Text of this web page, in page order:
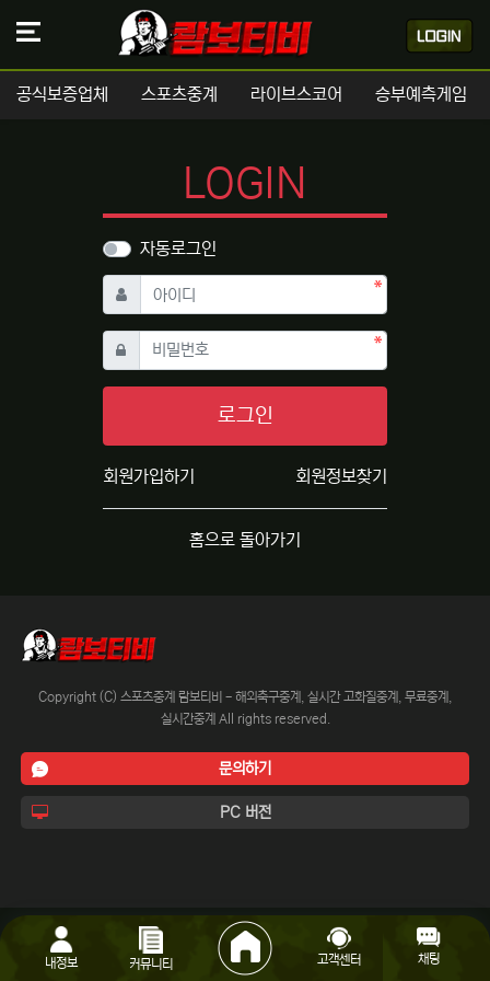
공식보증업체 스포츠중계 라이브스코어 승부예측게임
LOGIN
자동로그인
아이디 필수
비밀번호필수
로그인
회원가입하기 회원정보찾기
홈으로 돌아가기
Copyright (C) 스포츠중계 람보티비 - 해외축구중계, 실시간 고화질중계, 무료중계,
실시간중계 All rights reserved.
문의하기
PC 버전
내정보 커뮤니티 고객센터 채팅